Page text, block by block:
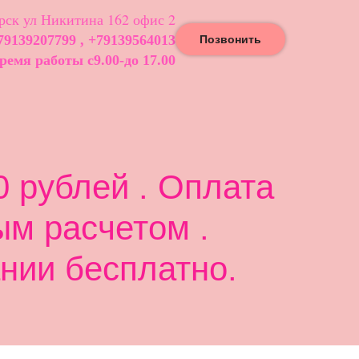
рублей . Оплата
расчетом .
бесплатно.
ул Никитина 162 офис 2
, +79139564013
работы с9.00-до 17.00
Позвонить